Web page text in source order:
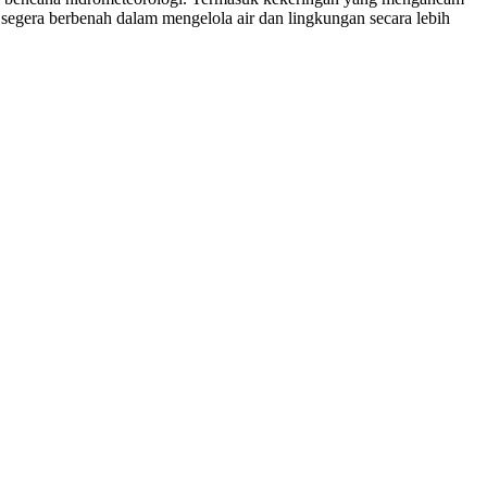
berbenah dalam mengelola air dan lingkungan secara lebih